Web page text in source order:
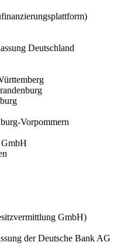
Deutschland
Vorpommern
GmbH
GmbH)
der Deutsche Bank AG